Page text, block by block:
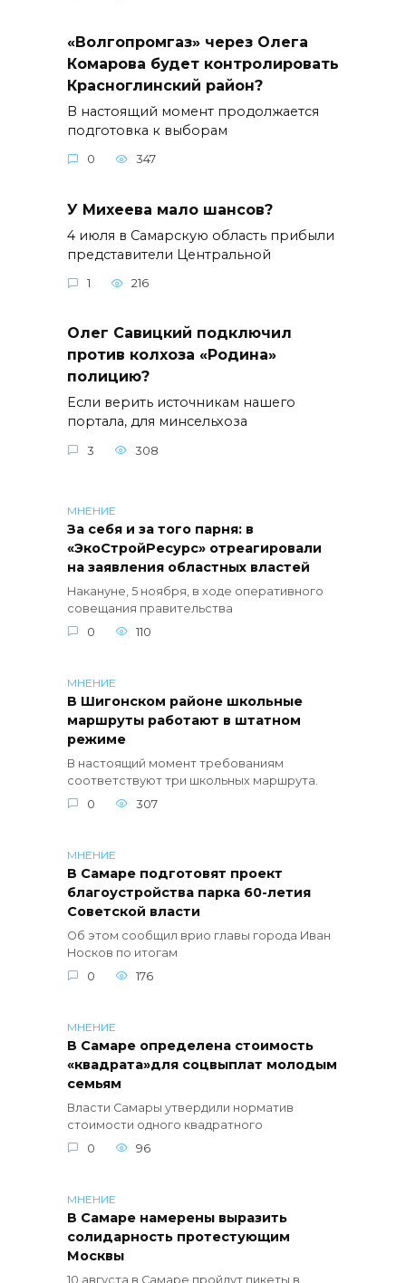
«Волгопромгаз» через Олега
Комарова будет контролировать
Красноглинский район?
В настоящий момент продолжается
подготовка к выборам
0 347
У Михеева мало шансов?
4 июля в Самарскую область прибыли
представители Центральной
1 216
Олег Савицкий подключил
против колхоза «Родина»
полицию?
Если верить источникам нашего
портала, для минсельхоза
3 308
МНЕНИЕ
За себя и за того парня: в
«ЭкоСтройРесурс» отреагировали
на заявления областных властей
Накануне, 5 ноября, в ходе оперативного
совещания правительства
0
110
МНЕНИЕ
В Шигонском районе школьные
маршруты работают в штатном
режиме
В настоящий момент требованиям
соответствуют три школьных маршрута.
0
307
МНЕНИЕ
В Самаре подготовят проект
благоустройства парка 60-летия
Советской власти
Об этом сообщил врио главы города Иван
Носков по итогам
0
176
МНЕНИЕ
В Самаре определена стоимость
«квадрата»для соцвыплат молодым
семьям
Власти Самары утвердили норматив
стоимости одного квадратного
0
96
МНЕНИЕ
В Самаре намерены выразить
солидарность протестующим
Москвы
10 августа в Самаре пройдут пикеты в